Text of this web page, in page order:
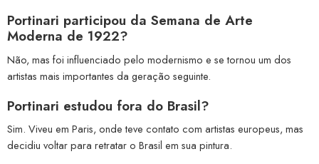
Portinari participou da Semana de Arte
Moderna de 1922?
Não, mas foi influenciado pelo modernismo e se tornou um dos
artistas mais importantes da geração seguinte.
Portinari estudou fora do Brasil?
Sim. Viveu em Paris, onde teve contato com artistas europeus, mas
decidiu voltar para retratar o Brasil em sua pintura.